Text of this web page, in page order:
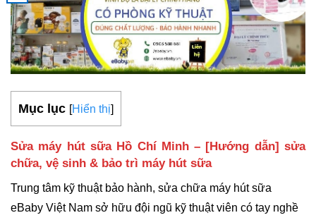
Mục lục [Hiển thị]
Sửa máy hút sữa Hồ Chí Minh– [Hướng dẫn] sửa
chữa, vệ sinh & bảo trì máy hút sữa
Trung tâm kỹ thuật bảo hành, sửa chữa máy hút sữa
eBaby Việt Nam sở hữu đội ngũ kỹ thuật viên có tay nghề